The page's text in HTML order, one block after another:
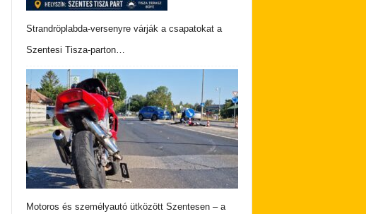
Strandröplabda-versenyre várják a csapatokat a
Szentesi Tisza-parton…
Motoros és személyautó ütközött Szentesen – a